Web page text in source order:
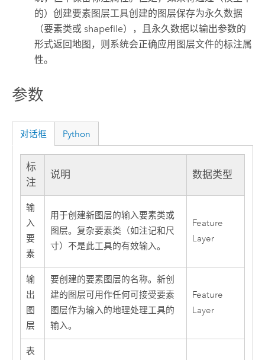
的）创建要素图层工具创建的图层保存为永久数据
（要素类或 shapefile），且永久数据以输出参数的
形式返回地图，则系统会正确应用图层文件的标注属
性。
参数
对话框 Python
标
注
说明 数据类型
输
入
要
素
用于创建新图层的输入要素类或
图层。复杂要素类（如注记和尺
寸）不是此工具的有效输入。
Feature
Layer
输
出
图
层
要创建的要素图层的名称。新创
建的图层可用作任何可接受要素
图层作为输入的地理处理工具的
输入。
Feature
Layer
表